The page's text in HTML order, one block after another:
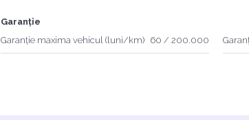
Garanție
Garanție maxima vehicul (luni/km) 60 / 200.000